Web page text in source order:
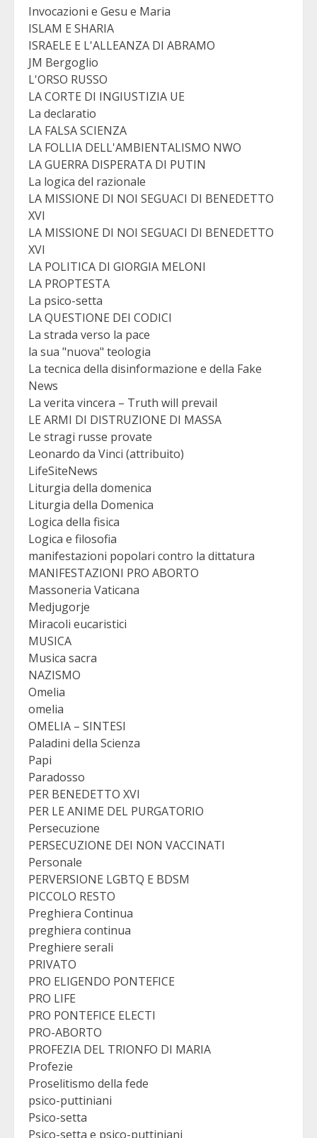
Invocazioni e Gesu e Maria
ISLAM E SHARIA
ISRAELE E L'ALLEANZA DI ABRAMO
JM Bergoglio
L'ORSO RUSSO
LA CORTE DI INGIUSTIZIA UE
La declaratio
LA FALSA SCIENZA
LA FOLLIA DELL'AMBIENTALISMO NWO
LA GUERRA DISPERATA DI PUTIN
La logica del razionale
LA MISSIONE DI NOI SEGUACI DI BENEDETTO
XVI
LA MISSIONE DI NOI SEGUACI DI BENEDETTO
XVI
LA POLITICA DI GIORGIA MELONI
LA PROPTESTA
La psico-setta
LA QUESTIONE DEI CODICI
La strada verso la pace
la sua "nuova" teologia
La tecnica della disinformazione e della Fake
News
La verita vincera – Truth will prevail
LE ARMI DI DISTRUZIONE DI MASSA
Le stragi russe provate
Leonardo da Vinci (attribuito)
LifeSiteNews
Liturgia della domenica
Liturgia della Domenica
Logica della fisica
Logica e filosofia
manifestazioni popolari contro la dittatura
MANIFESTAZIONI PRO ABORTO
Massoneria Vaticana
Medjugorje
Miracoli eucaristici
MUSICA
Musica sacra
NAZISMO
Omelia
omelia
OMELIA – SINTESI
Paladini della Scienza
Papi
Paradosso
PER BENEDETTO XVI
PER LE ANIME DEL PURGATORIO
Persecuzione
PERSECUZIONE DEI NON VACCINATI
Personale
PERVERSIONE LGBTQ E BDSM
PICCOLO RESTO
Preghiera Continua
preghiera continua
Preghiere serali
PRIVATO
PRO ELIGENDO PONTEFICE
PRO LIFE
PRO PONTEFICE ELECTI
PRO-ABORTO
PROFEZIA DEL TRIONFO DI MARIA
Profezie
Proselitismo della fede
psico-puttiniani
Psico-setta
Psico-setta e psico-puttiniani